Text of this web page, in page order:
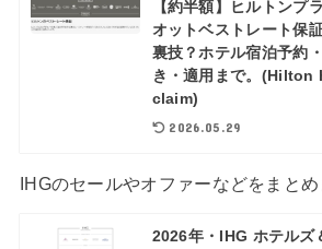
【約半額】ヒルトンプ
オットベストレート保
裏技？ホテル宿泊予約
き・適用まで。
claim)
2026.05.29
IHGのセールやオファーなどをまとめ
2026年・IHG ホテルズ